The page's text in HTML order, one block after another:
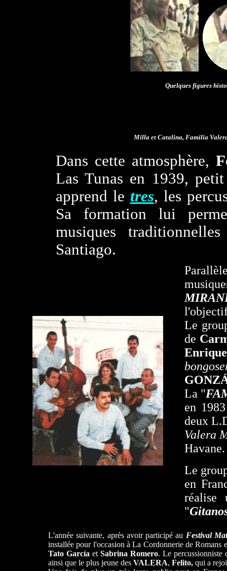
..
Quelques figures
Milla et Catalina, Familia
Dans cette atmosphère,
Las Tunas en 1939,
apprend le tres, les
Sa formation lui
musiques
Santiago.
Le
de
Enrique
La "
en
deux
Valera
Havane.
Le
en
réalise
"
L'année suivante, après avoir participé au Festival
installée pour l'occasion à La Cordonnerie de Romans
Tato Garcíaet Sabrina Romero. Le
ainsi que le plus jeune des VALERA, Felito, qui a